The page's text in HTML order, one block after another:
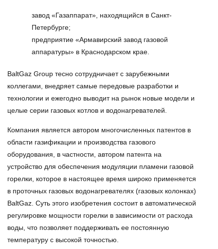
завод «Газаппарат», находящийся в Санкт-
Петербурге;
предприятие «Армавирский завод газовой
аппаратуры» в Краснодарском крае.
BaltGaz Group тесно сотрудничает с зарубежными
коллегами, внедряет самые передовые разработки и
технологии и ежегодно выводит на рынок новые модели и
целые серии газовых котлов и водонагревателей.
Компания является автором многочисленных патентов в
области газификации и производства газового
оборудования, в частности, автором патента на
устройство для обеспечения модуляции пламени газовой
горелки, которое в настоящее время широко применяется
в проточных газовых водонагревателях (газовых колонках)
BaltGaz. Суть этого изобретения состоит в автоматической
регулировке мощности горелки в зависимости от расхода
воды, что позволяет поддерживать ее постоянную
температуру с высокой точностью.